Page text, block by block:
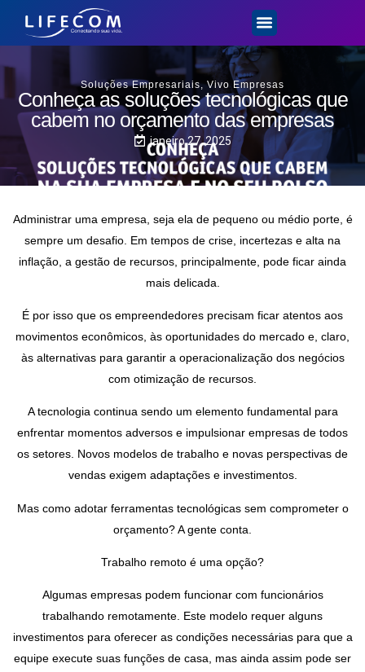
Soluções Empresariais,Vivo Empresas
Conheça as soluções tecnológicas que
cabem no orçamento das empresas
janeiro 27, 2025
Administrar uma empresa, seja ela de pequeno ou médio porte, é
sempre um desafio. Em tempos de crise, incertezas e alta na
inflação, a gestão de recursos, principalmente, pode ficar ainda
mais delicada.
É por isso que os empreendedores precisam ficar atentos aos
movimentos econômicos, às oportunidades do mercado e, claro,
às alternativas para garantir a operacionalização dos negócios
com otimização de recursos.
A tecnologia continua sendo um elemento fundamental para
enfrentar momentos adversos e impulsionar empresas de todos
os setores. Novos modelos de trabalho e novas perspectivas de
vendas exigem adaptações e investimentos.
Mas como adotar ferramentas tecnológicas sem comprometer o
orçamento? A gente conta.
Trabalho remoto é uma opção?
Algumas empresas podem funcionar com funcionários
trabalhando remotamente. Este modelo requer alguns
investimentos para oferecer as condições necessárias para que a
equipe execute suas funções de casa, mas ainda assim pode ser